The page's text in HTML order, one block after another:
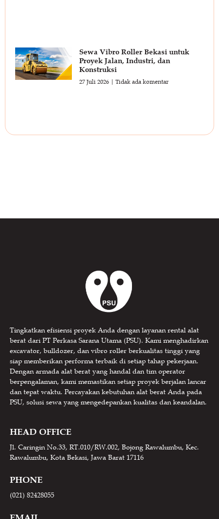
Sewa Vibro Roller Bekasi untuk
Proyek Jalan, Industri, dan
Konstruksi
27 Juli 2026 Tidak ada komentar
Tingkatkan efisiensi proyek Anda dengan layanan rental alat
berat dari PT Perkasa Sarana Utama (PSU). Kami menghadirkan
excavator, bulldozer, dan vibro roller berkualitas tinggi yang
siap memberikan performa terbaik di setiap tahap pekerjaan.
Dengan armada alat berat yang handal dan tim operator
berpengalaman, kami memastikan setiap proyek berjalan lancar
dan tepat waktu. Percayakan kebutuhan alat berat Anda pada
PSU, solusi sewa yang mengedepankan kualitas dan keandalan.
HEAD OFFICE
Jl. Caringin No.33, RT.010/RW.002, Bojong Rawalumbu, Kec.
Rawalumbu, Kota Bekasi, Jawa Barat 17116
PHONE
(021) 82428055